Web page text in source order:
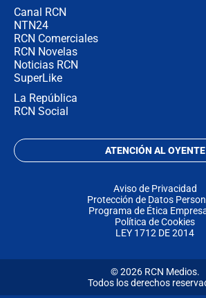
Canal RCN
NTN24
RCN Comerciales
RCN Novelas
Noticias RCN
SuperLike
La República
RCN Social
ATENCIÓN AL OYENTE
Aviso de Privacidad
Protección de Datos
Programa de Ética
Política de Cookies
LEY 1712 DE 2014
© 2026 RCN Medios.
Todos los derechos